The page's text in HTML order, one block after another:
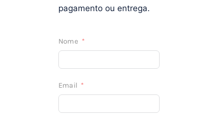
pagamento ou entrega.
Nome
Email